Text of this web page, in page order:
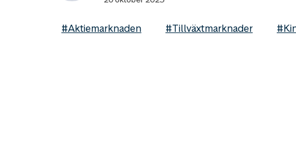
#Aktiemarknaden #Tillväxtmarknader